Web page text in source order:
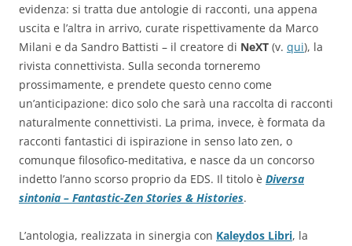
evidenza: si tratta due antologie di racconti, una appena
uscita e l’altra in arrivo, curate rispettivamente da Marco
Milani e da Sandro Battisti – il creatore di NeXT (v. qui), la
rivista connettivista. Sulla seconda torneremo
prossimamente, e prendete questo cenno come
un’anticipazione: dico solo che sarà una raccolta di racconti
naturalmente connettivisti. La prima, invece, è formata da
racconti fantastici di ispirazione in senso lato zen, o
comunque filosofico-meditativa, e nasce da un concorso
indetto l’anno scorso proprio da EDS. Il titolo è Diversa
sintonia – Fantastic-Zen Stories & Histories.
L’antologia, realizzata in sinergia con Kaleydos Libri, la